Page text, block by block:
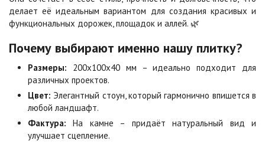
Клинкер
1 040 ₽ /м
Конго
1 040 ₽
2
840 ₽
/м2
840 ₽/м2
Листопад
1 040 ₽/м
1 040 ₽/м2
делает её идеальным вариантом для создания красивых и
функциональных дорожек, площадок и аллей. 🌿
Почему выбирают именно нашу плитку?
Размеры: 200х100х40 мм – идеально подходит для
различных проектов.
Цвет: Элегантный стоун, который гармонично впишется в
любой ландшафт.
Фактура: На камне – придаёт натуральный вид и
улучшает сцепление.